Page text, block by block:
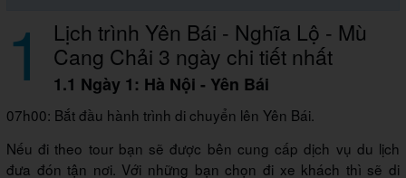
1 Lịch trình Yên Bái - Nghĩa Lộ - Mù
Cang Chải 3 ngày chi tiết nhất
1.1 Ngày 1: Hà Nội - Yên Bái
07h00: Bắt đầu hành trình di chuyển lên Yên Bái.
Nếu đi theo tour bạn sẽ được bên cung cấp dịch vụ du lịch
đưa đón tận nơi. Với những bạn chọn đi xe khách thì sẽ di